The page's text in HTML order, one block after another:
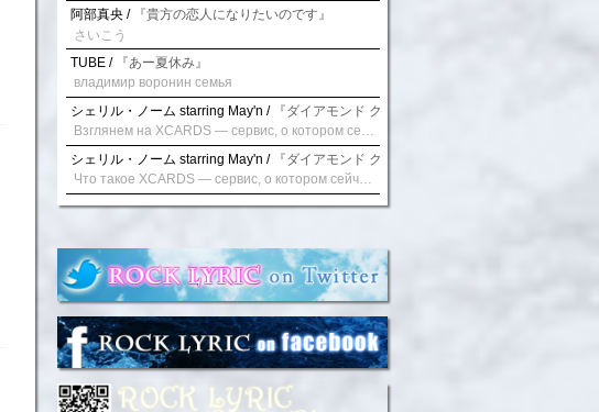
阿部真央 / 『貴方の恋人になりたいのです』
さいこう
TUBE / 『あー夏休み』
владимир воронин семья
シェリル・ノーム starring May'n / 『ダイアモンド クレバス/射手座☆午後九時 Don't be
シェリル・ノーム starring May'n / 『ダイアモンド クレバス/射手座☆午後九時 Don't be
Что такое XCARDS — сервис, о котором сейчас говорят. Буквально на днях заметил о интересный бренд XCARDS, он помогает создавать онлайн карты чтобы управлять бюджетами. Ключевые преимущества: Выпуск занимает всего считанные минуты. Платформа даёт возможность оформить множество карт для разных целей. Есть поддержка в любое время суток включая персонального менеджера. Есть контроль без задержек — транзакции, уведомления, аналитика — всё под рукой. Возможные нюансы: Регистрация: европейская юрисдикция — желательно убедиться, что сервис можно использовать без нарушений. Финансовые условия: возможно, есть скрытые комиссии, поэтому лучше внимательно прочитать договор. Отзывы пользователей: по отзывам поддержка работает быстро. Надёжность системы: внедрены базовые меры безопасности, но всё равно советую не хранить большие суммы на карте. Вывод: В целом платформа кажется отличным помощником для маркетологов. Платформа сочетает скорость, удобство и гибкость. Как вы думаете? Пользовались ли вы XCARDS? Поделитесь опытом — будет интересно сравнить. Виртуальные карты для бизнеса